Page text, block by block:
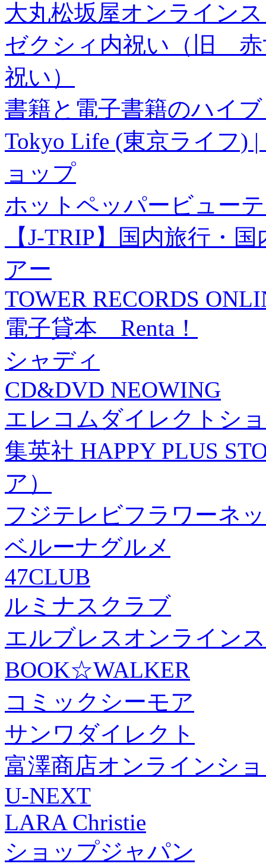
大丸松坂屋オンライン
ゼクシィ内祝い（旧 赤
祝い）
書籍と電子書籍のハイ
Tokyo Life (東京ライフ)
ョップ
ホットペッパービュー
【J-TRIP】国内旅行・
アー
TOWER RECORDS
電子貸本 Renta！
シャディ
CD&DVD NEOWING
エレコムダイレクトシ
集英社 HAPPY PLUS
ア）
フジテレビフラワーネ
ベルーナグルメ
47CLUB
ルミナスクラブ
エルブレスオンライン
BOOK☆WALKER
コミックシーモア
サンワダイレクト
富澤商店オンラインシ
U-NEXT
LARA Christie
ショップジャパン